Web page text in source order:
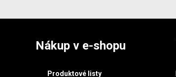
Nákup v e-shopu
Produktové listy